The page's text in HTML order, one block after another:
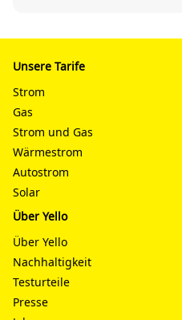
Unsere Tarife
Strom
Gas
Strom und Gas
Wärmestrom
Autostrom
Solar
Über Yello
Über Yello
Nachhaltigkeit
Testurteile
Presse